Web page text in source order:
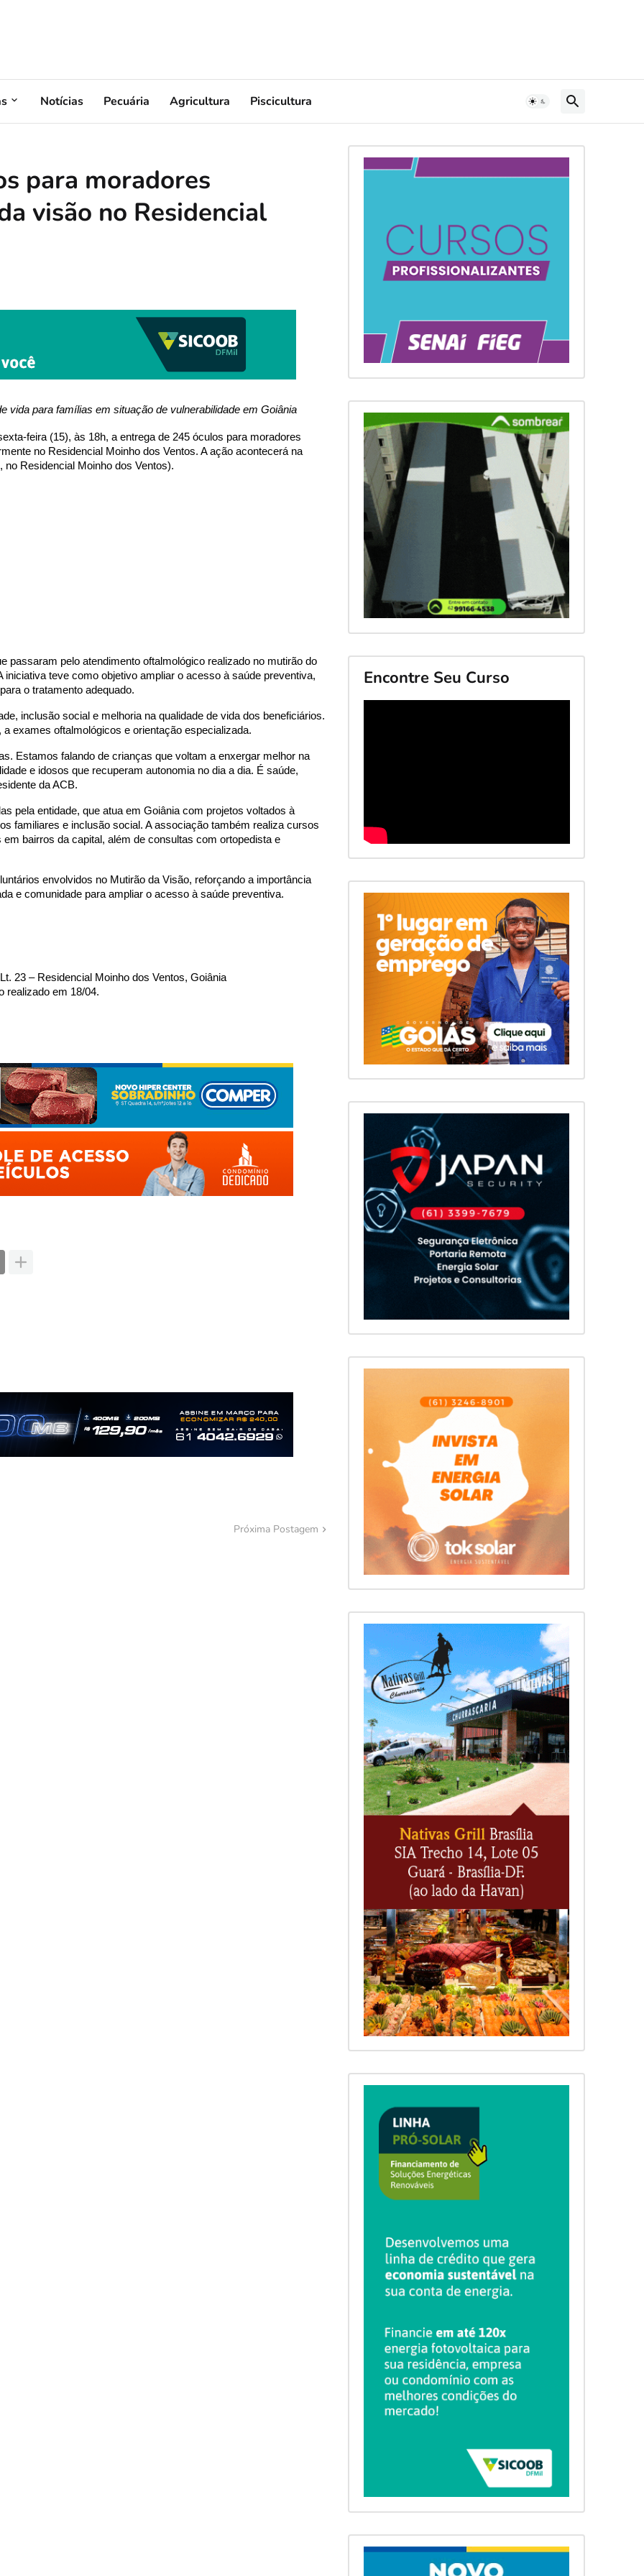
Notícias Pecuária Agricultura Piscicultura
para moradores
visão no Residencial
vida para famílias em situação de vulnerabilidade em Goiânia
feira (15), às 18h, a entrega de 245 óculos para moradores
no Residencial Moinho dos Ventos. A ação acontecerá na
Residencial Moinho dos Ventos).
passaram pelo atendimento oftalmológico realizado no mutirão do
teve como objetivo ampliar o acesso à saúde preventiva,
o tratamento adequado.
inclusão social e melhoria na qualidade de vida dos beneficiários.
exames oftalmológicos e orientação especializada.
Estamos falando de crianças que voltam a enxergar melhor na
e idosos que recuperam autonomia no dia a dia. É saúde,
da ACB.
pela entidade, que atua em Goiânia com projetos voltados à
familiares e inclusão social. A associação também realiza cursos
bairros da capital, além de consultas com ortopedista e
envolvidos no Mutirão da Visão, reforçando a importância
e comunidade para ampliar o acesso à saúde preventiva.
23 – Residencial Moinho dos Ventos, Goiânia
realizado em 18/04.
Próxima Postagem
Encontre Seu Curso